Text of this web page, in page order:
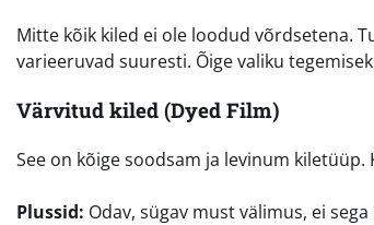
Mitte kõik kiled ei ole loodud võrdsetena.
varieeruvad suuresti. Õige valiku
Värvitud kiled (Dyed Film)
See on kõige soodsam ja levinum
Plussid: Odav, sügav must välimus, ei